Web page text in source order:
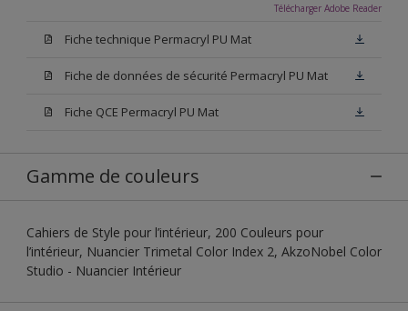
Télécharger Adobe Reader
Fiche technique Permacryl PU Mat
Fiche de données de sécurité Permacryl PU Mat
Fiche QCE Permacryl PU Mat
Gamme de couleurs
Cahiers de Style pour l’intérieur, 200 Couleurs pour
l’intérieur, Nuancier Trimetal Color Index 2, AkzoNobel Color
Studio - Nuancier Intérieur